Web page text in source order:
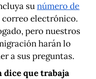
sunúmero de
correo electrónico.
pero nuestros
harán lo
a sus preguntas.
dice que trabaja